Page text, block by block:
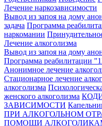
Лечение наркозависимости
Вывод из запоя на дому
задача Программа
наркомании
Лечение алкоголизма
Вывод из запоя на дому
Программа реабилитации
Анонимное лечение
Стационарное лечение
алкоголизма
женского алкоголизма
ЗАВИСИМОСТИ
ПРИ АЛКОГОЛЬНОМ
ПОМОЩИ